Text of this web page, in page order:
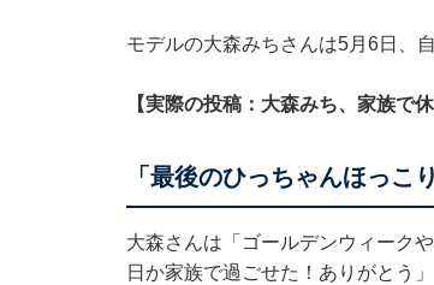
モデルの大森みちさんは5月6日、
【実際の投稿：大森みち、家族で休
「最後のひっちゃんほっこり
大森さんは「ゴールデンウィーク
日か家族で過ごせた！ありがとう